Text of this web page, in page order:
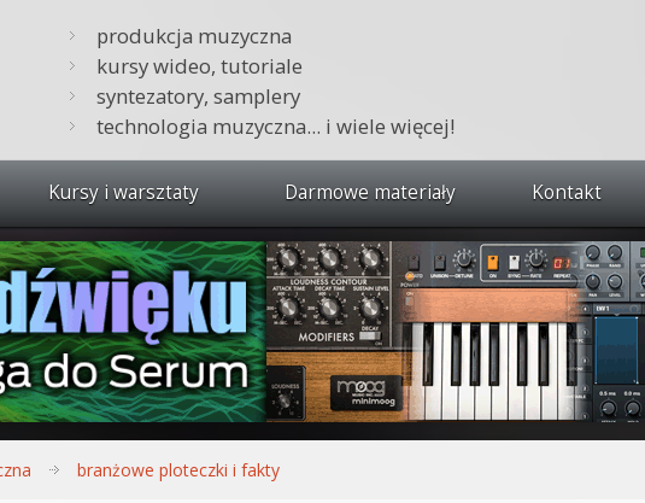
produkcja muzyczna
kursy wideo, tutoriale
syntezatory, samplery
technologia muzyczna... i wiele więcej!
Kursy i warsztaty
Zobacz wszystkie kursy i warsztaty
Synteza dźwięku 🔥
Produkcja muzyczna w praktyce
Bitwig Studio od podstaw
Darmowe materiały Kontakt
branżowe ploteczki i fakty